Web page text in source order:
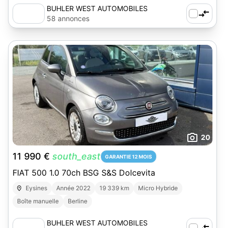
BUHLER WEST AUTOMOBILES
58 annonces
20
11 990 € south_east GARANTIE 12 MOIS
FIAT 500 1.0 70ch BSG S&S Dolcevita
Eysines Année 2022 19 339 km
Micro Hybride
Boîte manuelle
Berline
BUHLER WEST AUTOMOBILES